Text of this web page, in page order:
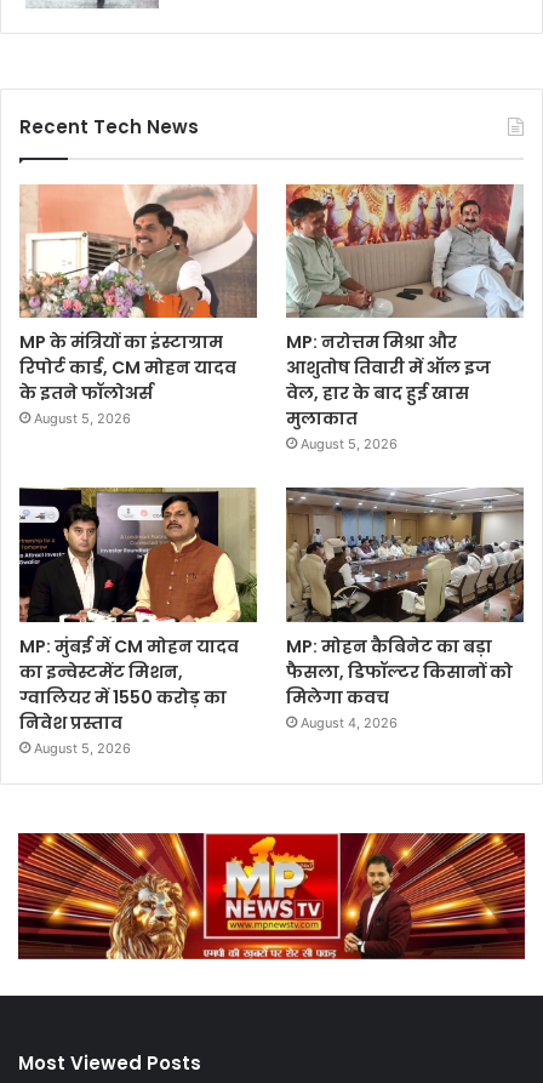
Recent Tech News
MP के मंत्रियों का इंस्टाग्राम
रिपोर्ट कार्ड, CM मोहन यादव
के इतने फॉलोअर्स
August 5, 2026
MP: नरोत्तम मिश्रा और
आशुतोष तिवारी में ऑल इज
वेल, हार के बाद हुई खास
मुलाकात
August 5, 2026
MP: मुंबई में CM मोहन यादव
का इन्वेस्टमेंट मिशन,
ग्वालियर में 1550 करोड़ का
निवेश प्रस्ताव
August 5, 2026
MP: मोहन कैबिनेट का बड़ा
फैसला, डिफॉल्टर किसानों को
मिलेगा कवच
August 4, 2026
Most Viewed Posts